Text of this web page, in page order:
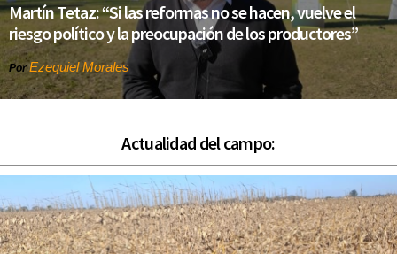
Martín Tetaz: “Si las reformas no se hacen, vuelve el
riesgo político y la preocupación de los productores”
PorEzequiel Morales
Actualidad del campo: